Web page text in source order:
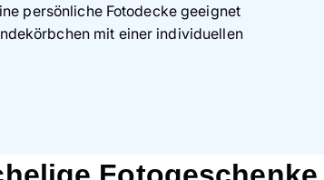
persönliche Fotodecke geeignet
mit einer individuellen